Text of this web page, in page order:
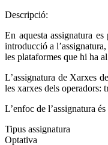
Descripció:
En aquesta assignatura
introducció a
les plataformes que hi ha
L’assignatura de Xarxes
les xarxes dels operadors:
L’enfoc de l’assignatura
Tipus assignatura
Optativa